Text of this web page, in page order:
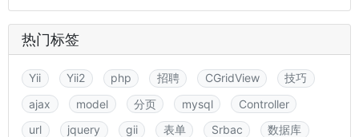
热门标签
Yii Yii2 php 招聘 CGridView
技巧
ajax
model 分页 mysql
Controller
url
jquery gii 表单 Srbac
数据库